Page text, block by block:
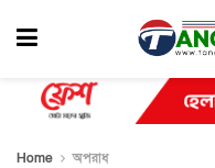
Home অপরাধ